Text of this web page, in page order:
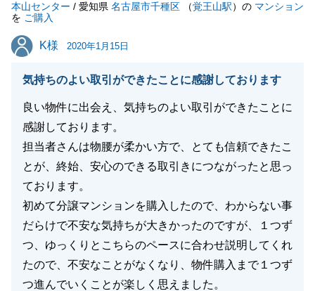
客様にもご満足いただけるよう、日々精進してまいり
たいと思います。
また、お困りのことがありましたらいつでもご連絡を
ます。
閉じる
本山センター / 愛知県 名古屋市千種区 （覚王山駅）の マンション
を ご購入
K様
K様 2020年1月15日
気持ちのよい取引ができたことに感謝しております
良い物件に出会え、気持ちのよい取引ができたことに
感謝しております。
担当者さんは物腰が柔かい方で、とても信頼できたこ
とが、終始、安心のできる取引きにつながったと思っ
ております。
初めて分譲マンションを購入したので、わからない事
だらけで不安な気持ちが大きかったのですが、１つず
つ、ゆっくりとこちらのペースに合わせ説明してくれ
たので、不安なことがなくなり、物件購入まで１つず
つ進んでいくことが楽しく思えました。